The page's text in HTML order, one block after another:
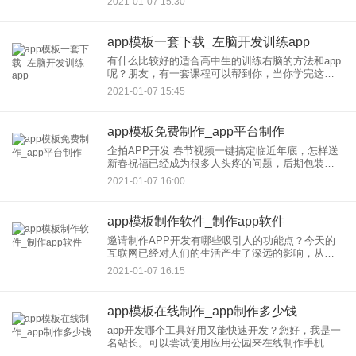
1、海量模板：为用户提供各种主题不同风格的高颜
app模板一套下载_左脑开发训练app
有什么比较好的适合高中生的训练右脑的方法和app
呢？朋友，有一套课程可以帮到你，当你学完这套
课程后，再也不用去参加任何补习班。因为这套课
程将唤醒你大脑中沉睡的潜能，你将开启强大的自
2021-01-07 15:45
app模板免费制作_app平台制作
企拍APP开发 春节视频一键搞定临近年底，怎样送
新春祝福已经成为很多人头疼的问题，后期包装也
是一次搞定。 临近年底，怎样新春祝福已经成为很
多人头疼的问题，祝福要怎样送才能让对
2021-01-07 16:00
app模板制作软件_制作app软件
邀请制作APP开发有哪些吸引人的功能点？今天的
互联网已经对人们的生活产生了深远的影响，从食
物、衣服、住所、交通到邀请他人到喜宴，都是完
全电子化的。这比一般的纸质邀请更有趣，更有环
2021-01-07 16:15
app模板在线制作_app制作多少钱
app开发哪个工具好用又能快速开发？您好，我是一
名站长。可以尝试使用应用公园来在线制作手机